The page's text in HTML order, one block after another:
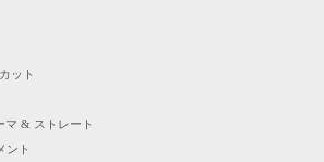
ット
マ & ストレート
ント